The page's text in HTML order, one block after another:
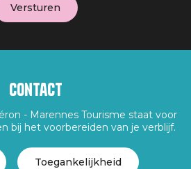
Contact
- Marennes Tourisme staat voor
bij het voorbereiden van je verblijf.
Toegankelijkheid